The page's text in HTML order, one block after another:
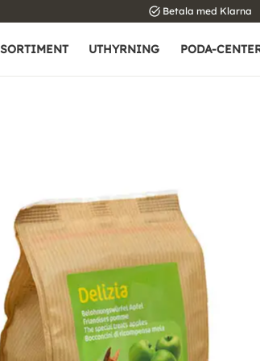
task_alt Betala med Klarna
SORTIMENT UTHYRNING PODA-